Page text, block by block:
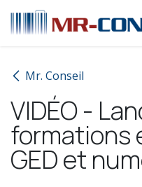
Se rendre au contenu
Mr. Conseil
VIDÉO -
formations
GED et